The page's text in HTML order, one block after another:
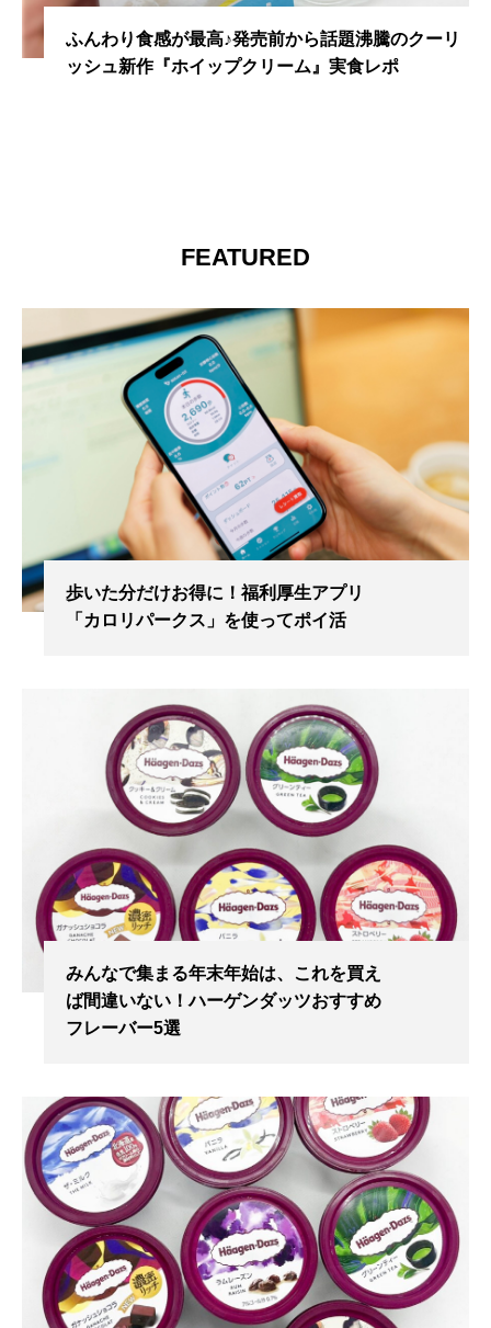
ふんわり食感が最高♪発売前から話題沸騰のクーリ
ッシュ新作『ホイップクリーム』実食レポ
FEATURED
歩いた分だけお得に！福利厚生アプリ
「カロリパークス」を使ってポイ活
みんなで集まる年末年始は、これを買え
ば間違いない！ハーゲンダッツおすすめ
フレーバー5選